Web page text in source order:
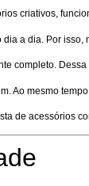
criativos,
a dia. Por
completo.
mesmo
de acessórios